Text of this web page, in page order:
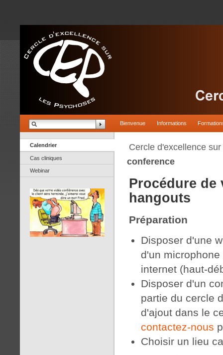
Bienvenue Informations
Calendrier
Cas cliniques
Webinar
Cercle d'excellence
conference
Procédure de
hangouts
Préparation
Disposer d'une
d'un
internet (haut-
Disposer d'un
partie du cercle
d'ajout dans le
contactez-nous
Choisir un lieu